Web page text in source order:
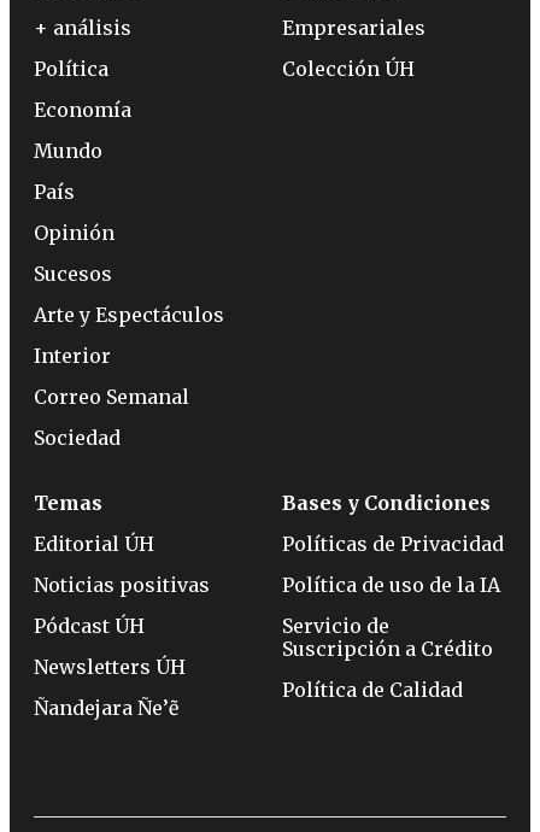
+ análisis
Política
Economía
Mundo
País
Opinión
Sucesos
Arte y Espectáculos
Interior
Correo Semanal
Sociedad
Empresariales
Colección ÚH
Temas
Editorial ÚH
Noticias positivas
Pódcast ÚH
Newsletters ÚH
Ñandejara Ñe’ẽ
Bases y Condiciones
Políticas de Privacidad
Política de uso de la IA
Servicio de
Suscripción a Crédito
Política de Calidad